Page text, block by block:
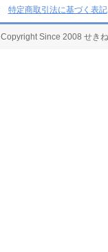
特定商取引法に基づく表記
Copyright Since 2008 せき